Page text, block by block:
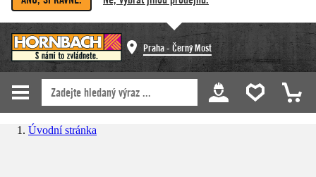
Praha - Černý Most
Úvodní stránka